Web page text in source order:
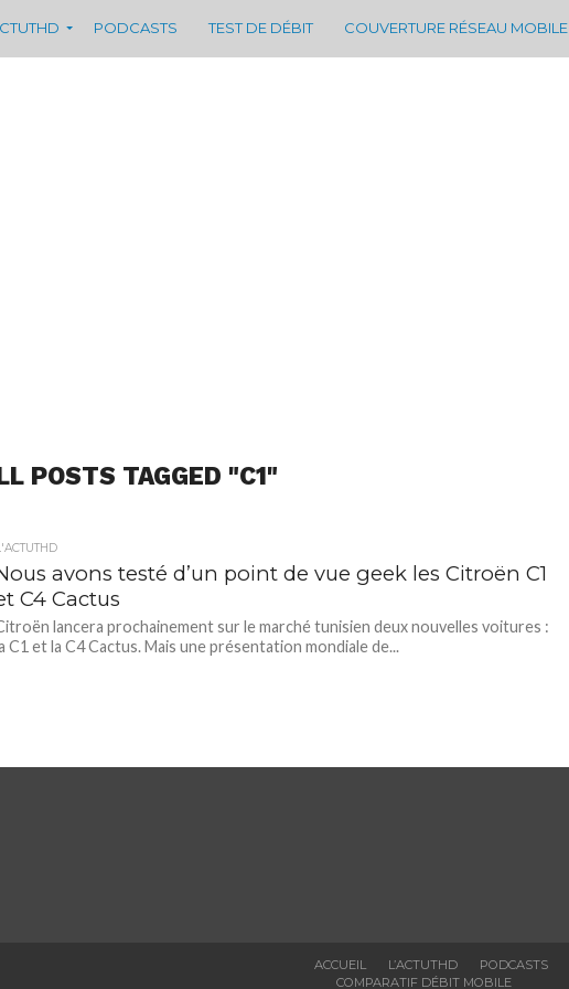
PODCASTS TEST DE DÉBIT COUVERTURE RÉSEAU MOBILE
POSTS TAGGED "C1"
avons testé d’un point de vue geek les Citroën C1
C4 Cactus
lancera prochainement sur le marché tunisien deux nouvelles voitures :
C1 et la C4 Cactus. Mais une présentation mondiale de...
ACCUEIL L’ACTUTHD PODCASTS
COMPARATIF DÉBIT MOBILE